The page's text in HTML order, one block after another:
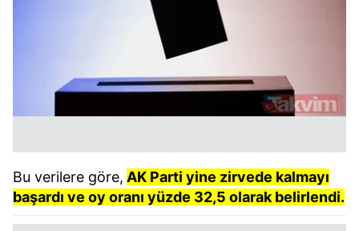
Bu verilere göre, AK Parti yine zirvede kalmayı
başardı ve oy oranı yüzde 32,5 olarak belirlendi.